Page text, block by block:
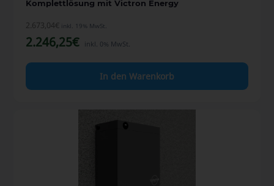
Komplettlösung mit Victron Energy
2.673,04€ inkl. 19% MwSt.
2.246,25€ inkl. 0% MwSt.
In den Warenkorb